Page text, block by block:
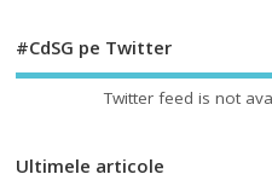
#CdSG pe Twitter
Twitter feed is not
Ultimele articole